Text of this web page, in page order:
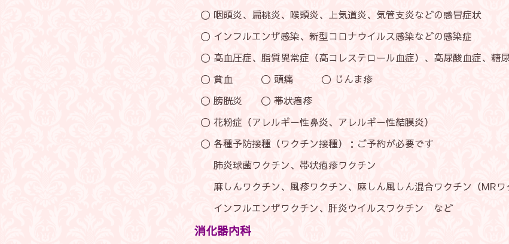
〇 咽頭炎、扁桃炎、喉頭炎、上気道炎、気管支炎などの感冒症状
〇 インフルエンザ感染、新型コロナウイルス感染などの感染症
〇 高血圧症、脂質異常症（高コレステロール血症）、高尿酸血症、糖尿病
〇 貧血 〇 頭痛 〇 じんま疹
〇 膀胱炎 〇 帯状疱疹
〇 花粉症（アレルギー性鼻炎、アレルギー性結膜炎）
〇 各種予防接種（ワクチン接種）：ご予約が必要です
肺炎球菌ワクチン、帯状疱疹ワクチン
麻しんワクチン、風疹ワクチン、麻しん風しん混合ワクチン（MRワク
インフルエンザワクチン、肝炎ウイルスワクチン など
消化器内科